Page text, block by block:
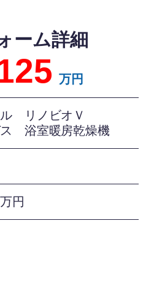
ーム詳細
万円
リノビオＶ
浴室暖房乾燥機
円